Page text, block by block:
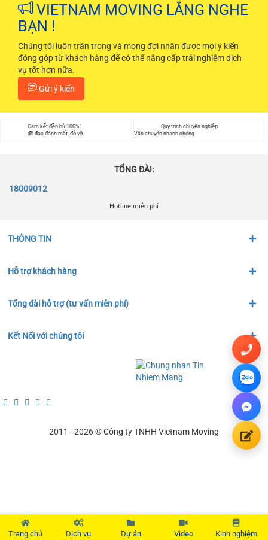
VIETNAM MOVING LẮNG NGHE
BẠN !
Chúng tôi luôn trân trọng và mong đợi nhận được mọi ý kiến
đóng góp từ khách hàng để có thể nâng cấp trải nghiệm dịch
vụ tốt hơn nữa.
Gửi ý kiến
Cam kết đền bù 100%
đồ đạc đánh mất, đỗ vỡ.
Quy trình chuyên nghiệp
Vận chuyển nhanh chóng.
TỔNG ĐÀI:
18009012
Hotline miễn phí
THÔNG TIN
Hỗ trợ khách hàng
Tổng đài hỗ trợ (tư vấn miễn phí)
Kết Nối với chúng tôi
2011 - 2026 © Công ty TNHH Vietnam Moving
Trang chủ Dịch vụ Dự án Video Kinh nghiệm